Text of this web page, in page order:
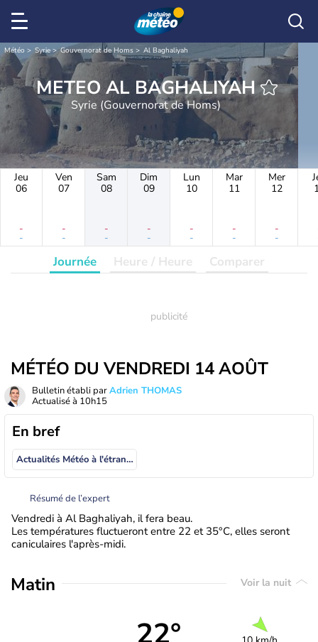
Météo Syrie Gouvernorat de Homs Al Baghaliyah
METEO AL BAGHALIYAH
Syrie (Gouvernorat de Homs)
Jeu
06
-
-
Ven
07
-
-
Sam
08
-
-
Dim
09
-
-
Lun
10
-
-
Mar
11
-
-
Mer
12
-
-
Journée Heure / Heure Comparer
MÉTÉO DU VENDREDI 14 AOÛT
Bulletin établi parAdrien THOMAS
Actualisé à 10h15
En bref
Actualités Météo à l'étranger
Résumé de l’expert
Vendredi à Al Baghaliyah, il fera beau.
Les températures fluctueront entre 22 et 35°C, elles seront
caniculaires l'après-midi.
Matin Voir la nuit